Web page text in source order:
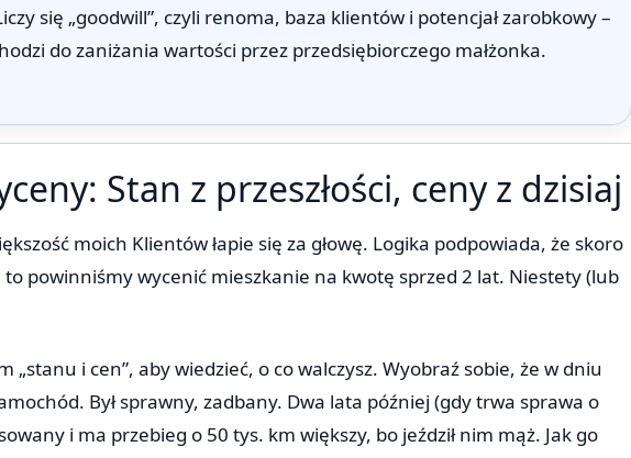
się „goodwill”, czyli renoma, baza klientów i potencjał zarobkowy –
do zaniżania wartości przez przedsiębiorczego małżonka.
Stan z przeszłości, ceny z dzisiaj
moich Klientów łapie się za głowę. Logika podpowiada, że skoro
powinniśmy wycenić mieszkanie na kwotę sprzed 2 lat. Niestety (lub
„stanu i cen”, aby wiedzieć, o co walczysz. Wyobraź sobie, że w dniu
Był sprawny, zadbany. Dwa lata później (gdy trwa sprawa o
i ma przebieg o 50 tys. km większy, bo jeździł nim mąż. Jak go